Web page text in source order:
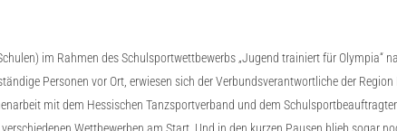
im Rahmen des Schulsportwettbewerbs „Jugend trainiert für Olympia“
Personen vor Ort, erwiesen sich der Verbundsverantwortliche der
mit dem Hessischen Tanzsportverband und dem